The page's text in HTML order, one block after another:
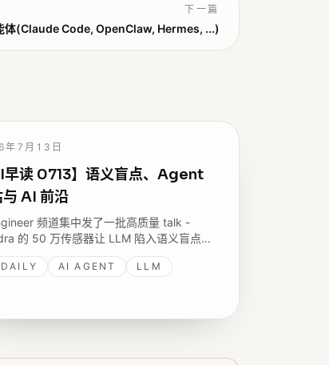
下一篇
体(Claude Code, OpenClaw, Hermes, ...)
年7月13日
早读 0713】语义盲点、Agent
AI 前沿
频道集中发了一批高质量 talk -
的 50 万传感器让 LLM 陷入语义盲点、
Pablo Castro 谈检索与理解之别、
Forum 让模型独立推理形成道德判
AI AGENT LLM